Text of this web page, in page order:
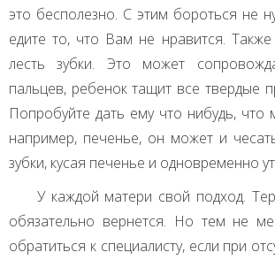
это бесполезно. С этим бороться не
едите то, что Вам не нравится.
лесть зубки. Это может
пальцев, ребенок тащит все твердые
Попробуйте дать ему что нибудь,
например, печенье, он может и
зубки, кусая печенье и одновременно
У каждой матери свой подход.
обязательно вернется. Но тем не
обратиться к специалисту, если при